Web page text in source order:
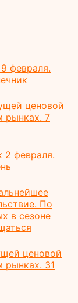
февраля.
ценовой
рынках. 7
2 февраля.
По
в сезоне
ценовой
рынках. 31